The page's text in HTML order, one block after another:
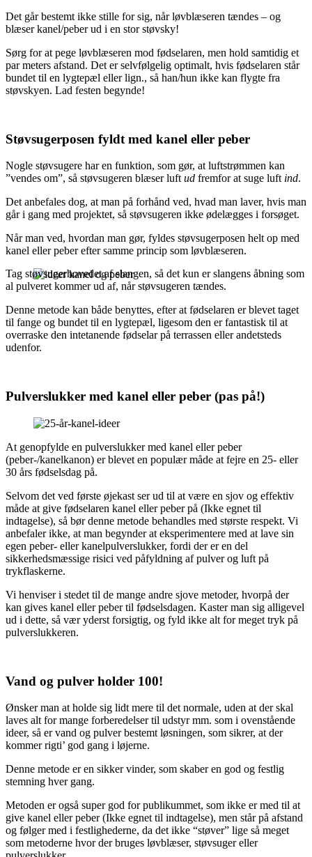
Det går bestemt ikke stille for sig, når løvblæseren tændes – og
blæser kanel/peber ud i en stor støvsky!
Sørg for at pege løvblæseren mod fødselaren, men hold samtidig et
par meters afstand. Det er selvfølgelig optimalt, hvis fødselaren står
bundet til en lygtepæl eller lign., så han/hun ikke kan flygte fra
støvskyen. Lad festen begynde!
Støvsugerposen fyldt med kanel eller peber
Nogle støvsugere har en funktion, som gør, at luftstrømmen kan
”vendes om”, så støvsugeren blæser luftud fremfor at suge luft ind.
Det anbefales dog, at man på forhånd ved, hvad man laver, hvis man
går i gang med projektet, så støvsugeren ikke ødelægges i forsøget.
Når man ved, hvordan man gør, fyldes støvsugerposen helt op med
kanel eller peber efter samme princip som løvblæseren.
Tag støvsugerhovedet af slangen, så det kun er slangens åbning som
al pulveret kommer ud af, når støvsugeren tændes.
Denne metode kan både benyttes, efter at fødselaren er blevet taget
til fange og bundet til en lygtepæl, ligesom den er fantastisk til at
overraske den intetanende fødselar på terrassen eller andetsteds
udenfor.
Pulverslukker med kanel eller peber (pas på!)
At genopfylde en pulverslukker med kanel eller peber
(peber-/kanelkanon) er blevet en populær måde at fejre en 25- eller
30 års fødselsdag på.
Selvom det ved første øjekast ser ud til at være en sjov og effektiv
måde at give fødselaren kanel eller peber på (Ikke egnet til
indtagelse), så bør denne metode behandles med største respekt. Vi
anbefaler ikke, at man begynder at eksperimentere med at lave sin
egen peber- eller kanelpulverslukker, fordi der er en del
sikkerhedsmæssige risici ved påfyldning af pulver og luft på
trykflaskerne.
Vi henviser i stedet til de mange andre sjove metoder, hvorpå der
kan gives kanel eller peber til fødselsdagen. Kaster man sig alligevel
ud i dette, så vær yderst forsigtig, og fyld ikke alt for meget tryk på
pulverslukkeren.
Vand og pulver holder 100!
Ønsker man at holde sig lidt mere til det normale, uden at der skal
laves alt for mange forberedelser til udstyr mm. som i ovenstående
ideer, så er vand og pulver bestemt løsningen, som sikrer, at der
kommer rigti’ god gang i løjerne.
Denne metode er en sikker vinder, som skaber en god og festlig
stemning hver gang.
Metoden er også super god for publikummet, som ikke er med til at
give kanel eller peber (Ikke egnet til indtagelse), men står på afstand
og følger med i festlighederne, da det ikke “støver” lige så meget
som metoderne hvor der bruges løvblæser, støvsuger eller